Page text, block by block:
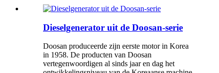
Dieselgenerator uit de Doosan-serie
Doosan produceerde zijn eerste motor in Korea
in 1958. De producten van Doosan
vertegenwoordigen al sinds jaar en dag het